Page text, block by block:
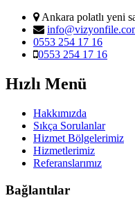
Ankara polatlı yeni
0553 254 17 16
0553 254 17 16
Hızlı Menü
Hakkımızda
Sıkça Sorulanlar
Hizmet Bölgelerimiz
Hizmetlerimiz
Referanslarımız
Bağlantılar